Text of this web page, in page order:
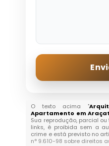
O texto acima "
Apartamento em
Sua reprodução, parcial
links, é proibida sem a
crime e está previsto no
n° 9.610-98 sobre direitos